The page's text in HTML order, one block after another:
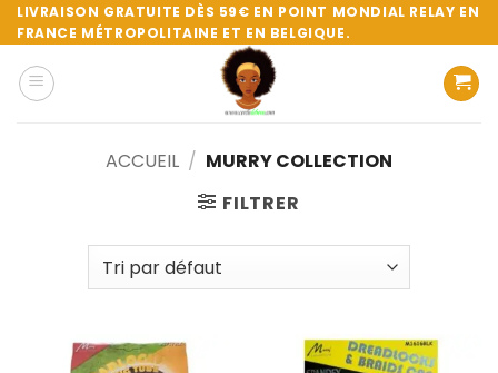
Passer
au
contenu
LIVRAISON GRATUITE DÈS 59€ EN POINT MONDIAL RELAY EN
FRANCE MÉTROPOLITAINE ET EN BELGIQUE.
ACCUEIL / MURRY COLLECTION
FILTRER